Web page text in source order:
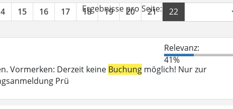
15 16 17 18 19 20 21 22
Ergebnisse pro Seite:
Relevanz:
41%
Vormerken: Derzeit keine Buchung möglich! Nur zur
Prü